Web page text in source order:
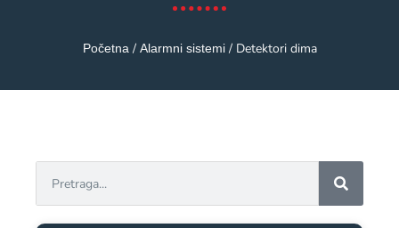
Početna/ Alarmni sistemi/ Detektori dima